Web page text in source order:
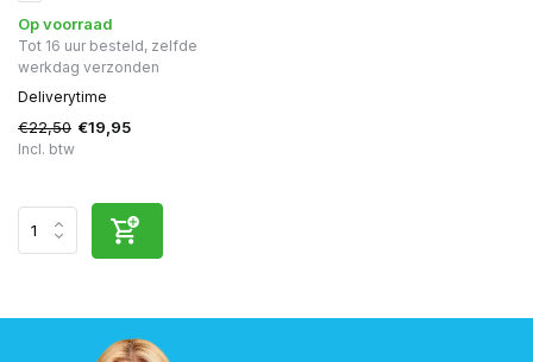
Op voorraad
Tot 16 uur besteld, zelfde
werkdag verzonden
Deliverytime
€22,50 €19,95
Incl. btw